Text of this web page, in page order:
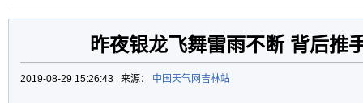
昨夜银龙飞舞雷雨不断 背后推
2019-08-29 15:26:43 来源： 中国天气网吉林站